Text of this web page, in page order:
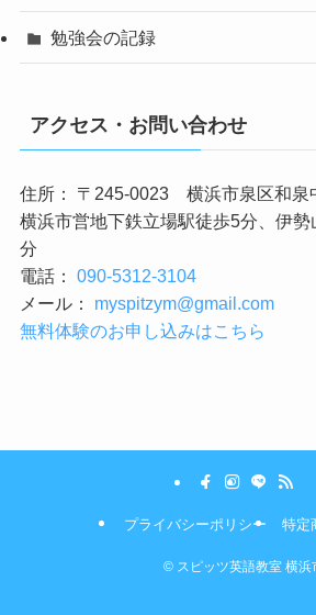
勉強会の記録
アクセス・お問い合わせ
住所： 〒245-0023 横浜市泉区和泉
横浜市営地下鉄立場駅徒歩5分、伊
分
電話： 090-5312-3104
メール： myspitzym@gmail.com
無料体験のお申し込みはこちら
プライバシーポリシー 特定
© スピッツ英語教室 横浜